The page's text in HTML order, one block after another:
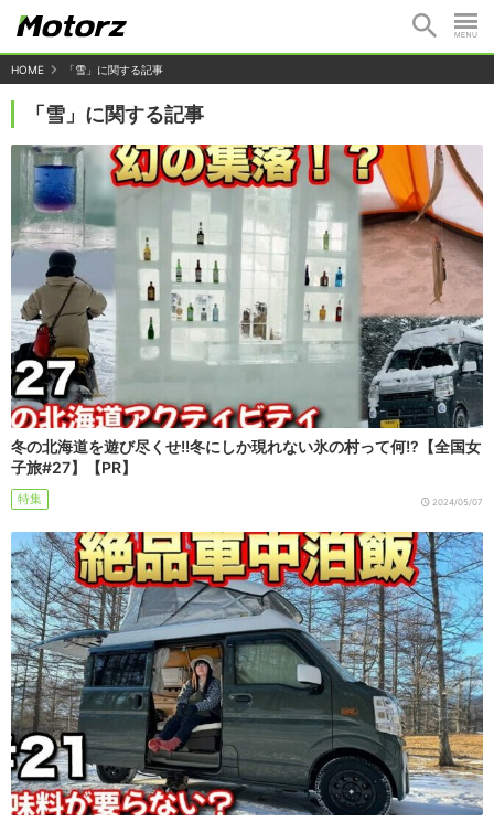
HOME 「雪」に関する記事
「雪」に関する記事
冬の北海道を遊び尽くせ!!冬にしか現れない氷の村って何!?【全国女
子旅#27】【PR】
特集 2024/05/07